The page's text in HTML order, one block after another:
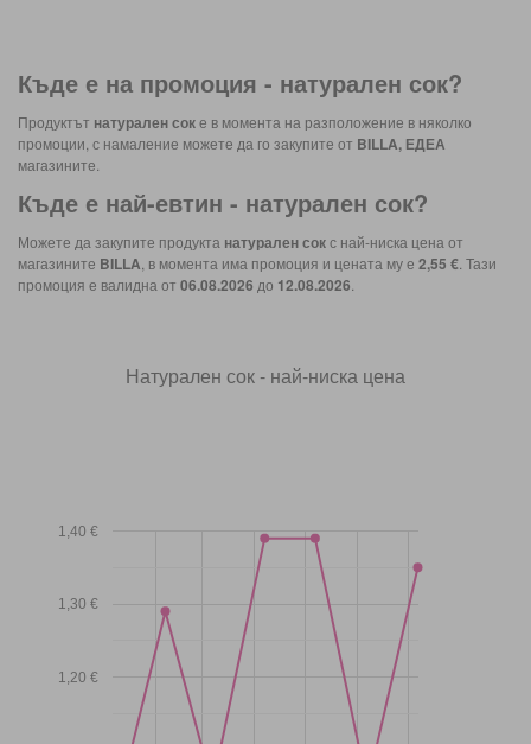
Къде е на промоция - натурален сок?
Продуктът натурален соке в момента на разположение в няколко
промоции, с намаление можете да го закупите от BILLA, ЕДЕА
магазините.
Къде е най-евтин - натурален сок?
Можете да закупите продукта натурален сокс най-ниска цена от
магазините BILLA , в момента има промоция и цената му е 2,55 € . Тази
промоция е валидна от 06.08.2026 до 12.08.2026
Натурален сок - най-ниска цена
1,20 €
1,30 €
1,40 €